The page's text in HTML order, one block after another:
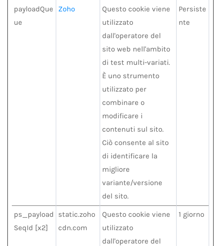
payloadQue
ue
Zoho
Questo cookie viene
utilizzato
dall'operatore del
sito web nell'ambito
di test multi-variati.
È uno strumento
utilizzato per
combinare o
modificare i
contenuti sul sito.
Ciò consente al sito
di identificare la
migliore
variante/versione
del sito.
Persiste
nte
ps_payload
SeqId [x2]
static.zoho
cdn.com
Questo cookie viene
utilizzato
dall'operatore del
1 giorno